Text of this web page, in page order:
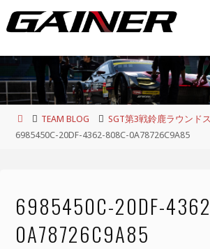
ン
ツ
へ
ホ
ー
TEAM BLOG
SGT第3戦鈴鹿ラウンド
6985450C-20DF-4362-808C-0A78726C9A85
6985450C-20DF-
0A78726C9A85